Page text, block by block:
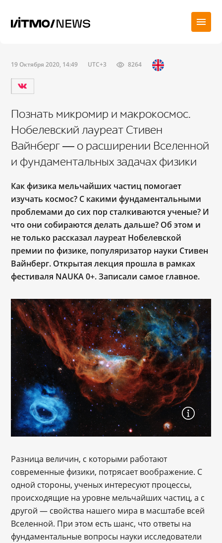
19 Октября 2020, 14:49 UTC+3 8264
Познать микромир и макрокосмос.
Нобелевский лауреат Стивен
Вайнберг ― о расширении Вселенной
и фундаментальных задачах физики
Как физика мельчайших частиц помогает
изучать космос? С какими фундаментальными
проблемами до сих пор сталкиваются ученые? И
что они собираются делать дальше? Об этом и
не только рассказал лауреат Нобелевской
премии по физике, популяризатор науки Стивен
Вайнберг. Открытая лекция прошла в рамках
фестиваля NAUKA 0+. Записали самое главное.
Разница величин, с которыми работают
современные физики, потрясает воображение. С
одной стороны, ученых интересуют процессы,
происходящие на уровне мельчайших частиц, а с
другой — свойства нашего мира в масштабе всей
Вселенной. При этом есть шанс, что ответы на
фундаментальные вопросы науки исследователи